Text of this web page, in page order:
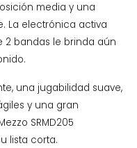
media y una
La electrónica activa
2 bandas le brinda aún
una jugabilidad suave,
y una gran
SRMD205
lista corta.